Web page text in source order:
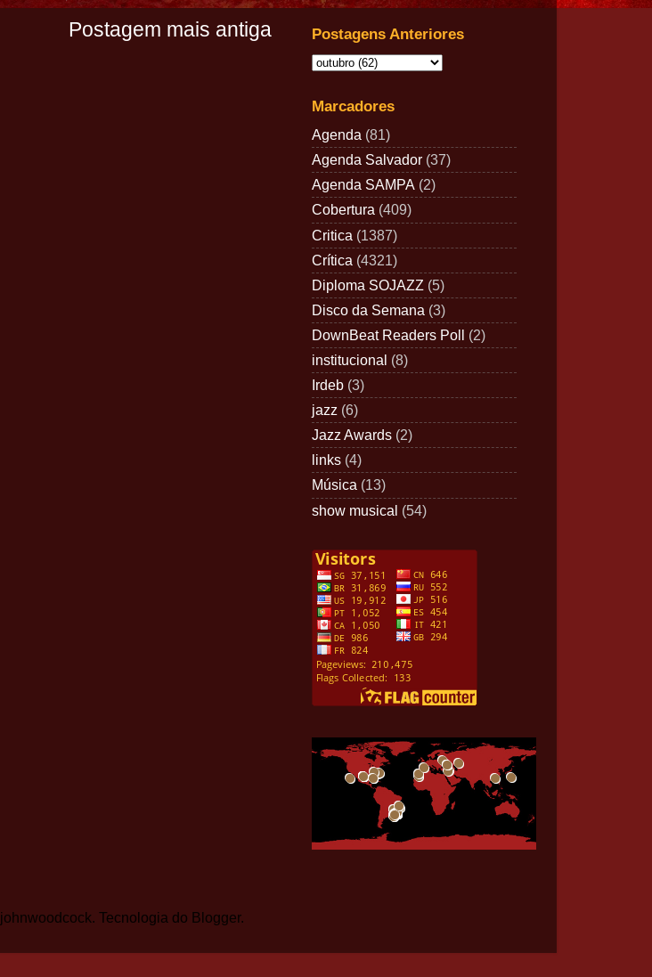
Postagem mais antiga Postagens Anteriores
Marcadores
Agenda (81)
Agenda Salvador (37)
Agenda SAMPA (2)
Cobertura (409)
Critica (1387)
Crítica (4321)
Diploma SOJAZZ (5)
Disco da Semana (3)
DownBeat Readers Poll (2)
institucional (8)
Irdeb (3)
jazz (6)
Jazz Awards (2)
links (4)
Música (13)
show musical (54)
johnwoodcock. Tecnologia do Blogger.